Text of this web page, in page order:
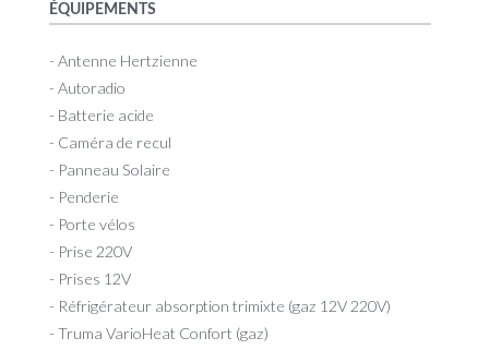
ÉQUIPEMENTS
- Antenne Hertzienne
- Autoradio
- Batterie acide
- Caméra de recul
- Panneau Solaire
- Penderie
- Porte vélos
- Prise 220V
- Prises 12V
- Réfrigérateur absorption trimixte (gaz 12V 220V)
- Truma VarioHeat Confort (gaz)